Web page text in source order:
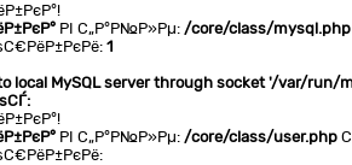
РІ С„Р°Р№Р»Рµ:/core/class/mysql.php
1
local MySQL server through socket '/var/run/
РІ С„Р°Р№Р»Рµ:/core/class/user.php